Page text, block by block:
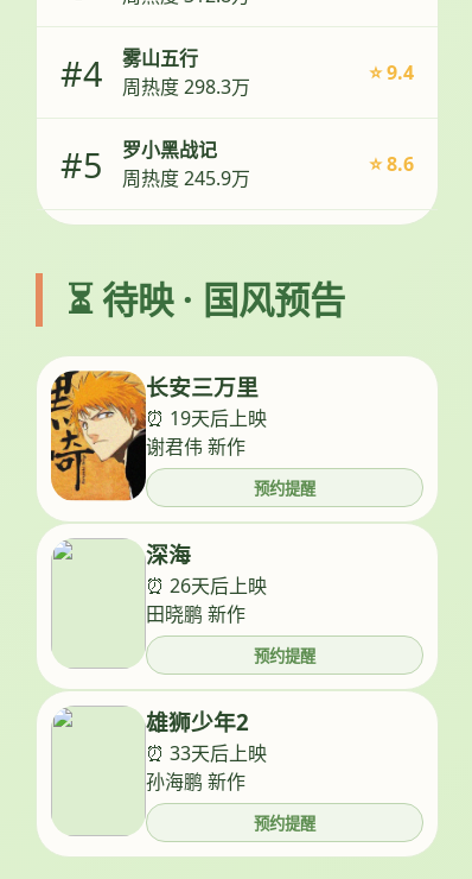
#4
雾山五行
周热度 298.3万
⭐ 9.4
#5
罗小黑战记
周热度 245.9万
⭐ 8.6
⏳ 待映 · 国风预告
长安三万里
⏰ 19天后上映
谢君伟 新作
预约提醒
深海
⏰ 26天后上映
田晓鹏 新作
预约提醒
雄狮少年2
⏰ 33天后上映
孙海鹏 新作
预约提醒